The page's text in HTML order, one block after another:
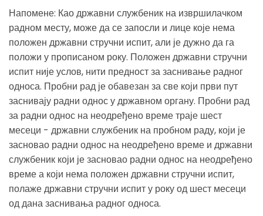
Напомене: Као државни службеник на извршилачком
радном месту, може да се запосли и лице које нема
положен државни стручни испит, али је дужно да га
положи у прописаном року. Положен државни стручни
испит није услов, нити предност за заснивање радног
односа. Пробни рад је обавезан за све који први пут
заснивају радни однос у државном органу. Пробни рад
за радни однос на неодређено време траје шест
месеци - државни службеник на пробном раду, који је
засновао радни однос на неодређено време и државни
службеник који је засновао радни однос на неодређено
време а који нема положен државни стручни испит,
полаже државни стручни испит у року од шест месеци
од дана заснивања радног односа.